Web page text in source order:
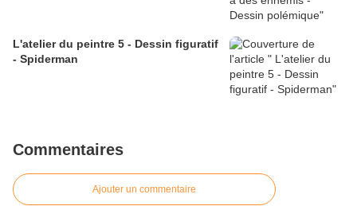
L'atelier du peintre 5 - Dessin figuratif
- Spiderman
Commentaires
Ajouter un commentaire